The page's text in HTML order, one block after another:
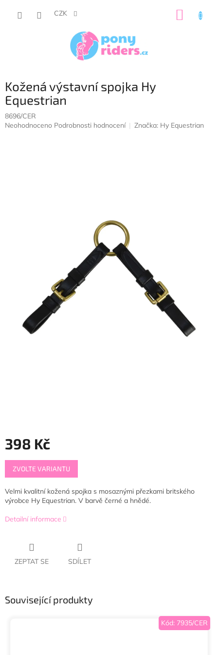
CZK
Kožená výstavní spojka Hy
Equestrian
8696/CER
Průměrné
Neohodnoceno Podrobnosti hodnocení Značka: Hy Equestrian
398 Kč
Měrná
cena:
ZVOLTE VARIANTU
Velmi kvalitní kožená spojka s mosaznými přezkami britského
výrobce Hy Equestrian. V barvě černé a hnědé.
Detailní informace
ZEPTAT SE SDÍLET
Související produkty
Kód: 7935/CER